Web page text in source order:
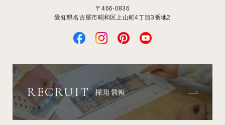
〒466-0836
愛知県名古屋市昭和区上山町4丁目3番地2
RECRUIT 採用情報